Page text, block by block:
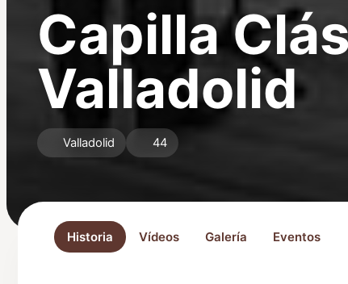
Capilla
Valladolid
Valladolid 44
Historia Vídeos Galería Eventos